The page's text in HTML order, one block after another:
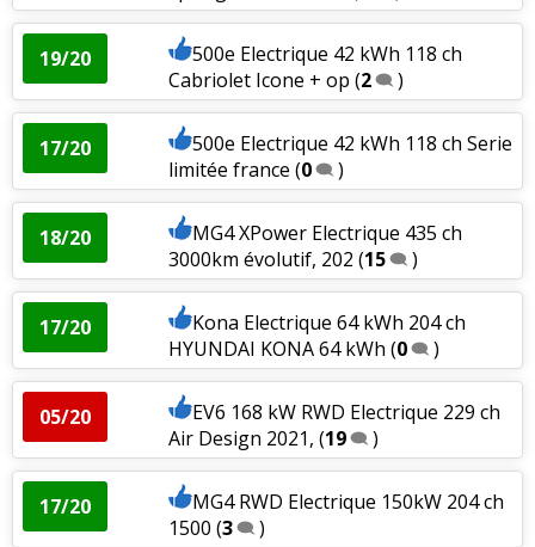
19/20
500e Electrique 42 kWh 118 ch
Cabriolet Icone + op (2 )
17/20
500e Electrique 42 kWh 118 ch Serie
limitée france (0 )
18/20
MG4 XPower Electrique 435 ch
3000km évolutif, 202 (15 )
17/20
Kona Electrique 64 kWh 204 ch
HYUNDAI KONA 64 kWh (0 )
05/20
EV6 168 kW RWD Electrique 229 ch
Air Design 2021, (19 )
17/20
MG4 RWD Electrique 150kW 204 ch
1500 (3 )